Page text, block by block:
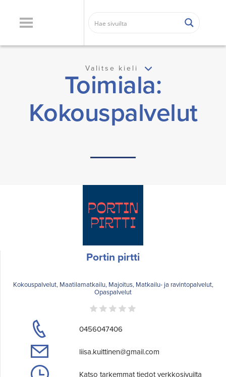
Valitse kieli
Toimiala:
Kokouspalvelut
Portin pirtti
Kokouspalvelut, Maatilamatkailu, Majoitus, Matkailu- ja ravintopalvelut,
Opaspalvelut
0456047406
liisa.kuittinen@gmail.com
Katso tarkemmat tiedot verkkosivuilta